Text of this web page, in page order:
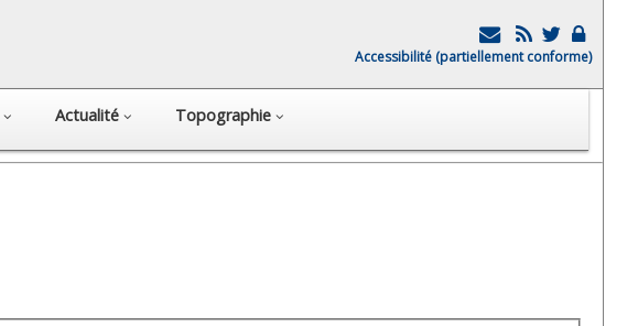
Accessibilité (partiellement conforme)
Actualité Topographie